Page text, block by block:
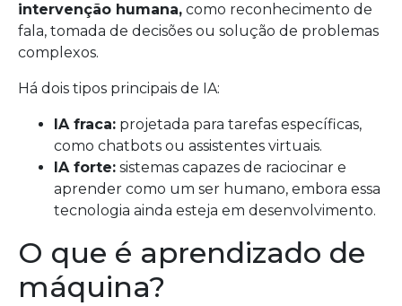
intervenção humana, como reconhecimento de
fala, tomada de decisões ou solução de problemas
complexos.
Há dois tipos principais de IA:
IA fraca: projetada para tarefas específicas,
como chatbots ou assistentes virtuais.
IA forte: sistemas capazes de raciocinar e
aprender como um ser humano, embora essa
tecnologia ainda esteja em desenvolvimento.
O que é aprendizado de
máquina?